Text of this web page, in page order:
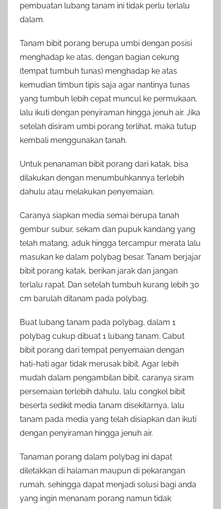
pembuatan lubang tanam ini tidak perlu terlalu
dalam.
Tanam bibit porang berupa umbi dengan posisi
menghadap ke atas, dengan bagian cekung
(tempat tumbuh tunas) menghadap ke atas
kemudian timbun tipis saja agar nantinya tunas
yang tumbuh lebih cepat muncul ke permukaan,
lalu ikuti dengan penyiraman hingga jenuh air. Jika
setelah disiram umbi porang terlihat, maka tutup
kembali menggunakan tanah.
Untuk penanaman bibit porang dari katak, bisa
dilakukan dengan menumbuhkannya terlebih
dahulu atau melakukan penyemaian.
Caranya siapkan media semai berupa tanah
gembur subur, sekam dan pupuk kandang yang
telah matang, aduk hingga tercampur merata lalu
masukan ke dalam polybag besar. Tanam berjajar
bibit porang katak, berikan jarak dan jangan
terlalu rapat. Dan setelah tumbuh kurang lebih 30
cm barulah ditanam pada polybag.
Buat lubang tanam pada polybag, dalam 1
polybag cukup dibuat 1 lubang tanam. Cabut
bibit porang dari tempat penyemaian dengan
hati-hati agar tidak merusak bibit. Agar lebih
mudah dalam pengambilan bibit, caranya siram
persemaian terlebih dahulu, lalu congkel bibit
beserta sedikit media tanam disekitarnya, lalu
tanam pada media yang telah disiapkan dan ikuti
dengan penyiraman hingga jenuh air.
Tanaman porang dalam polybag ini dapat
diletakkan di halaman maupun di pekarangan
rumah, sehingga dapat menjadi solusi bagi anda
yang ingin menanam porang namun tidak